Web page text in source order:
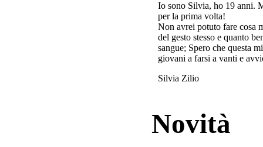
Io sono Silvia, ho 19 anni.
per la prima volta!
Non avrei potuto fare cosa
del gesto stesso e quanto
sangue; Spero che questa
giovani a farsi a vanti e
Silvia Zilio
Novità